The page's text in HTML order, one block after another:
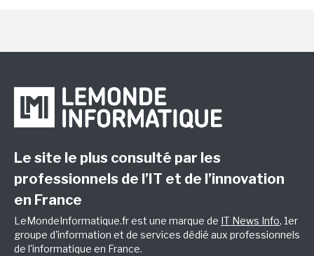
Le site le plus consulté par les
professionnels de l’IT et de l’innovation
en France
LeMondeInformatique.fr est une marque de IT News Info, 1er
groupe d'information et de services dédié aux professionnels
de l'informatique en France.